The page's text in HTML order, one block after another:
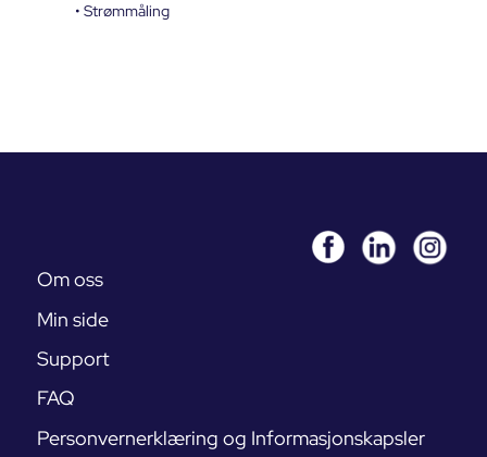
• Strømmåling
Om oss
Min side
Support
FAQ
Personvernerklæring og Informasjonskapsler